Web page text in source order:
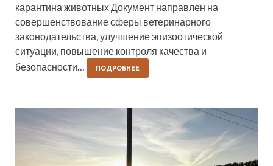
карантина животных Документ направлен на
совершенствование сферы ветеринарного
законодательства, улучшение эпизоотической
ситуации, повышение контроля качества и
безопасности…
ПОДРОБНЕЕ